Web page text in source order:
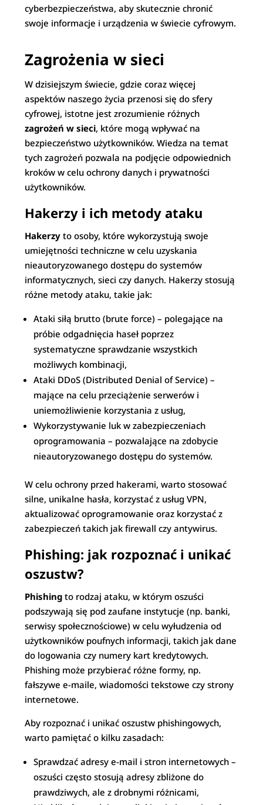
cyberbezpieczeństwa, aby skutecznie chronić
swoje informacje i urządzenia w świecie cyfrowym.
Zagrożenia w sieci
W dzisiejszym świecie, gdzie coraz więcej
aspektów naszego życia przenosi się do sfery
cyfrowej, istotne jest zrozumienie różnych
zagrożeń w sieci, które mogą wpływać na
bezpieczeństwo użytkowników. Wiedza na temat
tych zagrożeń pozwala na podjęcie odpowiednich
kroków w celu ochrony danych i prywatności
użytkowników.
Hakerzy i ich metody ataku
Hakerzy to osoby, które wykorzystują swoje
umiejętności techniczne w celu uzyskania
nieautoryzowanego dostępu do systemów
informatycznych, sieci czy danych. Hakerzy stosują
różne metody ataku, takie jak:
Ataki siłą brutto (brute force) – polegające na
próbie odgadnięcia haseł poprzez
systematyczne sprawdzanie wszystkich
możliwych kombinacji,
Ataki DDoS (Distributed Denial of Service) –
mające na celu przeciążenie serwerów i
uniemożliwienie korzystania z usług,
Wykorzystywanie luk w zabezpieczeniach
oprogramowania – pozwalające na zdobycie
nieautoryzowanego dostępu do systemów.
W celu ochrony przed hakerami, warto stosować
silne, unikalne hasła, korzystać z usług VPN,
aktualizować oprogramowanie oraz korzystać z
zabezpieczeń takich jak firewall czy antywirus.
Phishing: jak rozpoznać i unikać
oszustw?
Phishing to rodzaj ataku, w którym oszuści
podszywają się pod zaufane instytucje (np. banki,
serwisy społecznościowe) w celu wyłudzenia od
użytkowników poufnych informacji, takich jak dane
do logowania czy numery kart kredytowych.
Phishing może przybierać różne formy, np.
fałszywe e-maile, wiadomości tekstowe czy strony
internetowe.
Aby rozpoznać i unikać oszustw phishingowych,
warto pamiętać o kilku zasadach:
Sprawdzać adresy e-mail i stron internetowych –
oszuści często stosują adresy zbliżone do
prawdziwych, ale z drobnymi różnicami,